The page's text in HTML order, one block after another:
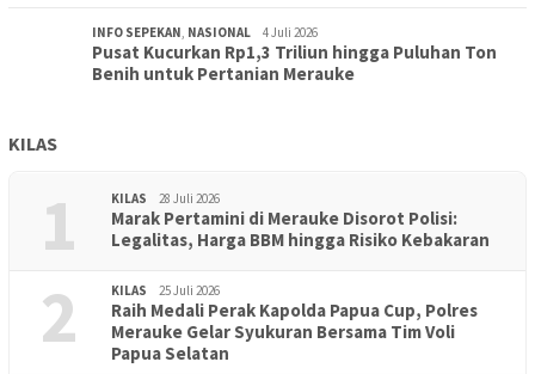
INFO SEPEKAN, NASIONAL 4 Juli 2026
Pusat Kucurkan Rp1,3 Triliun hingga Puluhan Ton
Benih untuk Pertanian Merauke
KILAS
1 KILAS 28 Juli 2026
Marak Pertamini di Merauke Disorot Polisi:
Legalitas, Harga BBM hingga Risiko Kebakaran
2 KILAS 25 Juli 2026
Raih Medali Perak Kapolda Papua Cup, Polres
Merauke Gelar Syukuran Bersama Tim Voli
Papua Selatan